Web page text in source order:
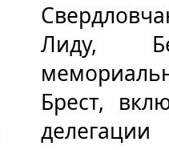
Лиду,
Брест,